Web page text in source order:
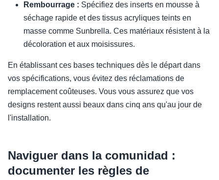
Rembourrage : Spécifiez des inserts en mousse à
séchage rapide et des tissus acryliques teints en
masse comme Sunbrella. Ces matériaux résistent à la
décoloration et aux moisissures.
En établissant ces bases techniques dès le départ dans
vos spécifications, vous évitez des réclamations de
remplacement coûteuses. Vous vous assurez que vos
designs restent aussi beaux dans cinq ans qu'au jour de
l'installation.
Naviguer dans la comunidad :
documenter les règles de